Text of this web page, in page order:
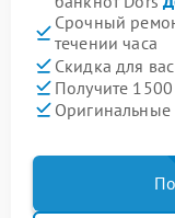
Срочный
течении часа
Скидка для
Получите